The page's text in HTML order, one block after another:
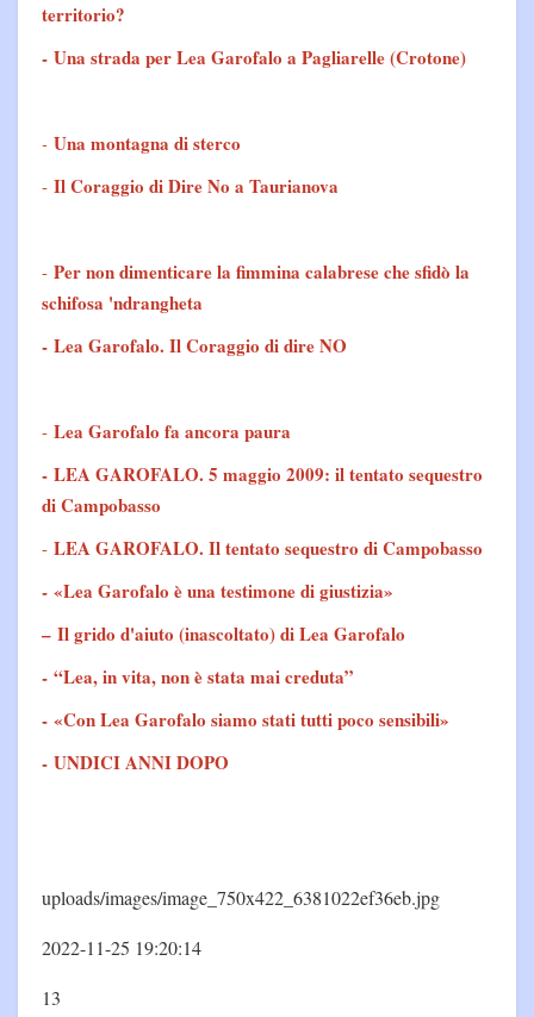
territorio?
- Una strada per Lea Garofalo a Pagliarelle (Crotone)
- Una montagna di sterco
- Il Coraggio di Dire No a Taurianova
- Per non dimenticare la fimmina calabrese che sfidò la
schifosa 'ndrangheta
- Lea Garofalo. Il Coraggio di dire NO
- Lea Garofalo fa ancora paura
- LEA GAROFALO. 5 maggio 2009: il tentato sequestro
di Campobasso
- LEA GAROFALO. Il tentato sequestro di Campobasso
- «Lea Garofalo è una testimone di giustizia»
– Il grido d'aiuto (inascoltato) di Lea Garofalo
- “Lea, in vita, non è stata mai creduta”
- «Con Lea Garofalo siamo stati tutti poco sensibili»
- UNDICI ANNI DOPO
uploads/images/image_750x422_6381022ef36eb.jpg
2022-11-25 19:20:14
13